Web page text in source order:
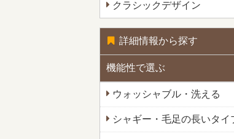
クラシックデザイン
詳細情報から探す
機能性で選ぶ
ウォッシャブル・洗える
シャギー・毛足の長いタイ